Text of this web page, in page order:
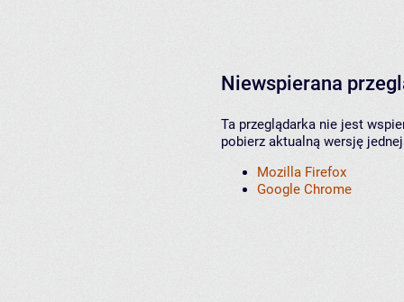
Niewspierana
Ta przeglądarka nie jest
pobierz aktualną wersję
Mozilla Firefox
Google Chrome